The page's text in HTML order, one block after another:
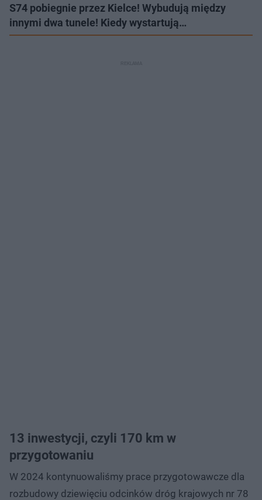
S74 pobiegnie przez Kielce! Wybudują między
innymi dwa tunele! Kiedy wystartują…
13 inwestycji, czyli 170 km w
przygotowaniu
W 2024 kontynuowaliśmy prace przygotowawcze dla
rozbudowy dziewięciu odcinków dróg krajowych nr 78